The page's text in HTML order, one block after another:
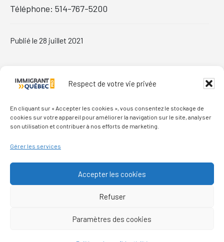
Respect de votre vie privée
En cliquant sur « Accepter les cookies », vous consentez le stockage de
cookies sur votre appareil pour améliorer la navigation sur le site, analyser
son utilisation et contribuer à nos efforts de marketing.
Gérer les services
Accepter les cookies
Refuser
Paramètres des cookies
Téléphone: 514-767-5200
Publié le28 juillet 2021
Primary
Sidebar
Footer
Qui sommes-nous ?